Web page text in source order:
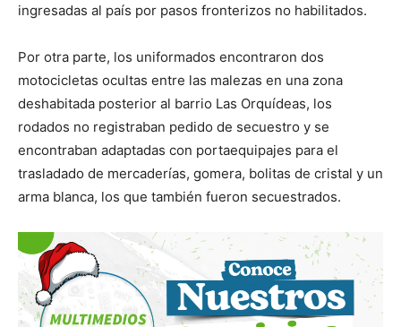
ingresadas al país por pasos fronterizos no habilitados.
Por otra parte, los uniformados encontraron dos
motocicletas ocultas entre las malezas en una zona
deshabitada posterior al barrio Las Orquídeas, los
rodados no registraban pedido de secuestro y se
encontraban adaptadas con portaequipajes para el
trasladado de mercaderías, gomera, bolitas de cristal y un
arma blanca, los que también fueron secuestrados.